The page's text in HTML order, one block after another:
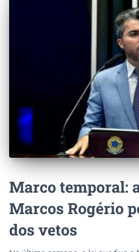
Marco temporal:
Marcos Rogério
dos vetos